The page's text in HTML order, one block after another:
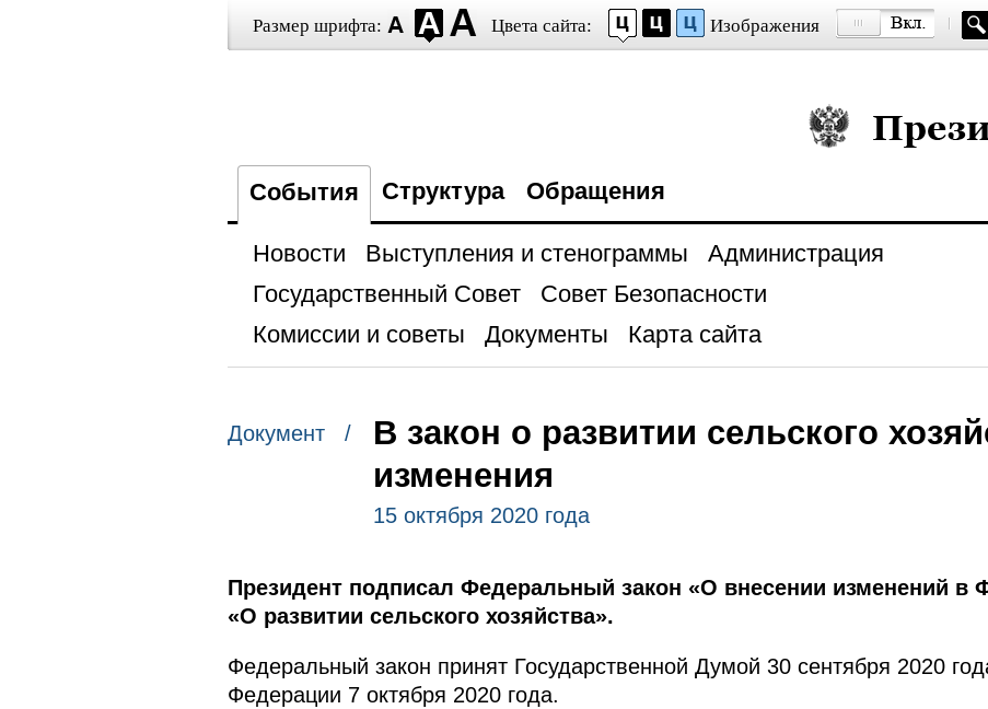
Размер шрифта: Цвета сайта: Изображения
Президент
События Структура Обращения
Новости Выступления и стенограммы
Администрация
Государственный Совет
Совет Безопасности
Комиссии и советы
Документы Карта сайта
Документ /
В закон о развитии сельского
изменения
15 октября 2020 года
Президент подписал Федеральный закон «О внесении изменений в
«О развитии сельского хозяйства».
Федеральный закон принят Государственной Думой 30 сентября 2020
Федерации 7 октября 2020 года.